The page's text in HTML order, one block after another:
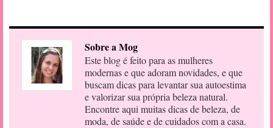
Sobre a Mog
Este blog é feito para as mulheres
modernas e que adoram novidades, e que
buscam dicas para levantar sua autoestima
e valorizar sua própria beleza natural.
Encontre aqui muitas dicas de beleza, de
moda, de saúde e de cuidados com a casa.